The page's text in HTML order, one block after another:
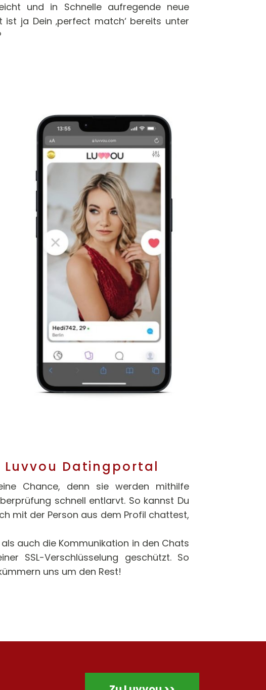
und in Schnelle aufregende neue
ist ja Dein ‚perfect match‘ bereits unter
Datingportal
Chance, denn sie werden mithilfe
schnell entlarvt. So kannst Du
mit der Person aus dem Profil chattest,
auch die Kommunikation in den Chats
SSL-Verschlüsselung geschützt. So
uns um den Rest!